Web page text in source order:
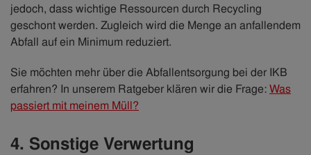
jedoch, dass wichtige Ressourcen durch Recycling
geschont werden. Zugleich wird die Menge an anfallendem
Abfall auf ein Minimum reduziert.
Sie möchten mehr über die Abfallentsorgung bei der IKB
erfahren? In unserem Ratgeber klären wir die Frage:Was
passiert mit meinem Müll?
4. Sonstige Verwertung